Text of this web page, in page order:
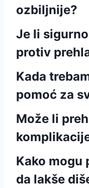
ozbiljnije?
Je li
protiv
Kada
pomoć za
Može li
Kako mogu
da lakše